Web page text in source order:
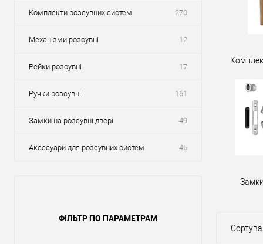
Комплекти розсувних систем 270
Механізми розсувні 12
Рейки розсувні 17
Ручки розсувні 161
Замки на розсувні двері 49
Аксесуари для розсувних систем 45
ФІЛЬТР ПО ПАРАМЕТРАМ